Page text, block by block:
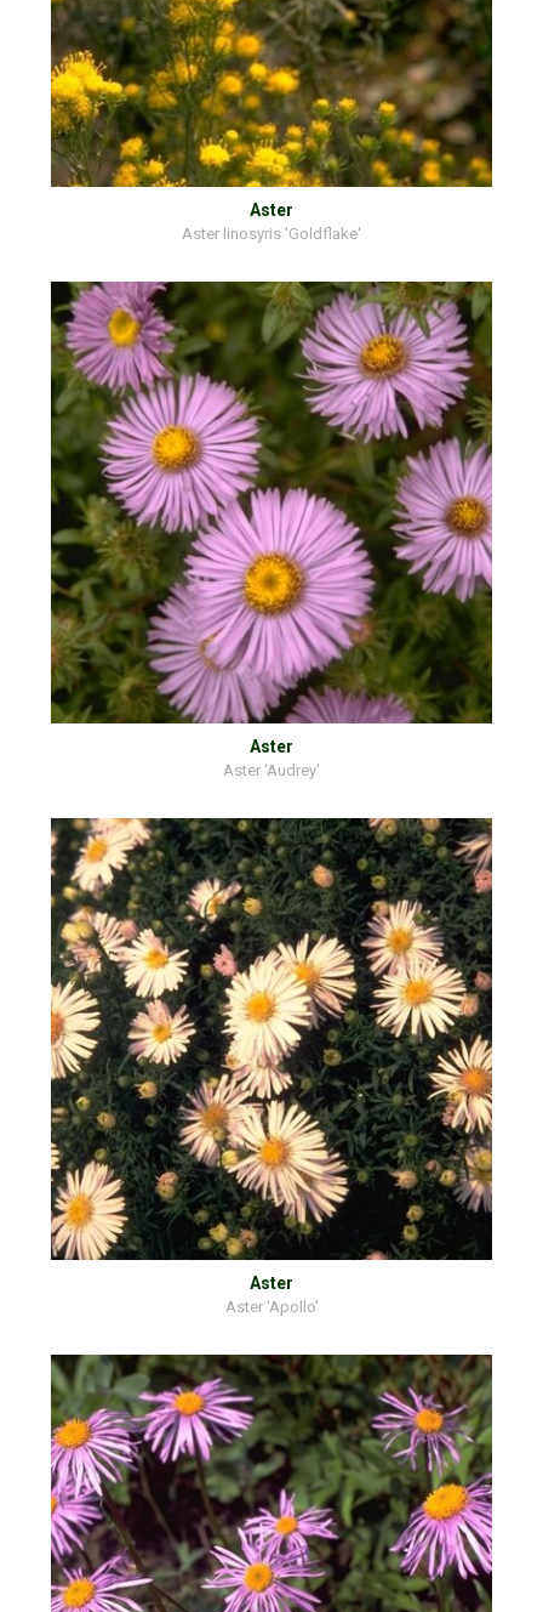
Aster
Aster linosyris 'Goldflake'
Aster
Aster 'Audrey'
Aster
Aster 'Apollo'